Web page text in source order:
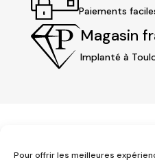
Pour offrir les meilleures
Paiements
Magasin
Implanté à